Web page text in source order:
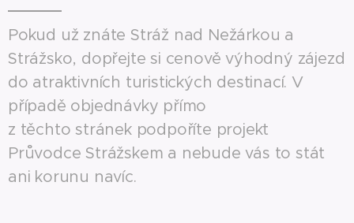
Pokud už znáte Stráž nad Nežárkou a
Strážsko, dopřejte si cenově výhodný zájezd
do atraktivních turistických destinací. V
případě objednávky přímo
z těchto stránek podpoříte projekt
Průvodce Strážskem a nebude vás to stát
ani korunu navíc.